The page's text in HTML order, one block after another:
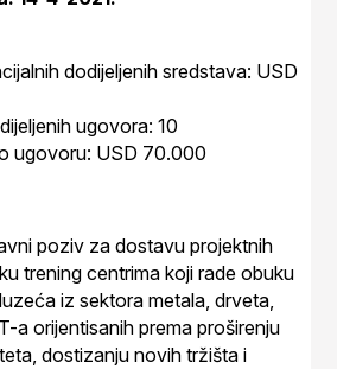
dodijeljenih sredstava: USD
ugovora: 10
ugovoru: USD 70.000
poziv za dostavu projektnih
trening centrima koji rade obuku
iz sektora metala, drveta,
a orijentisanih prema proširenju
dostizanju novih tržišta i